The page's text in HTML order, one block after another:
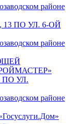
районе
ПО УЛ. 6-ОЙ
районе
УЛ.
районе